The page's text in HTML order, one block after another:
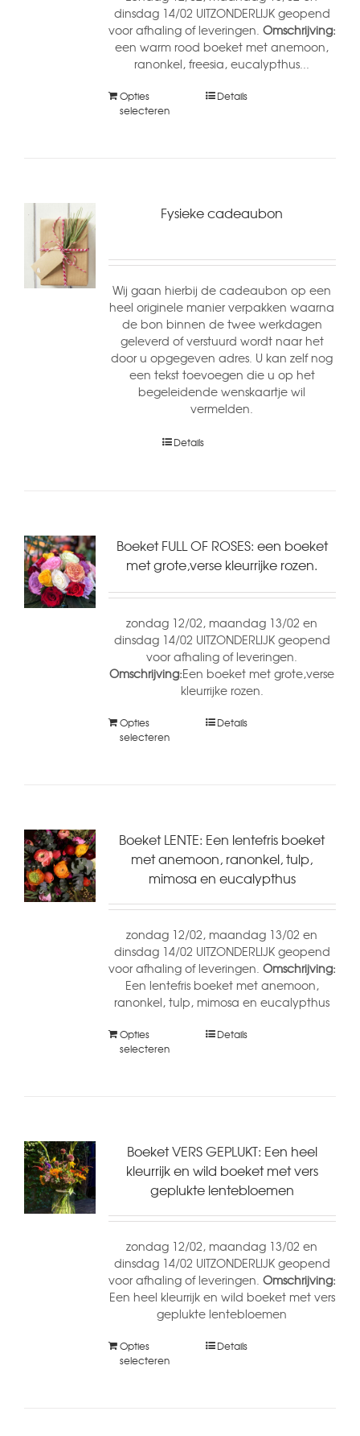
dinsdag 14/02 UITZONDERLIJK geopend
voor afhaling of leveringen. Omschrijving:
een warm rood boeket met anemoon,
ranonkel, freesia, eucalypthus...
Opties
selecteren
Details
Fysieke cadeaubon
Wij gaan hierbij de cadeaubon op een
heel originele manier verpakken waarna
de bon binnen de twee werkdagen
geleverd of verstuurd wordt naar het
door u opgegeven adres. U kan zelf nog
een tekst toevoegen die u op het
begeleidende wenskaartje wil
vermelden.
Details
Boeket FULL OF ROSES: een boeket
met grote,verse kleurrijke rozen.
zondag 12/02, maandag 13/02 en
dinsdag 14/02 UITZONDERLIJK geopend
voor afhaling of leveringen.
Omschrijving:Een boeket met grote,verse
kleurrijke rozen.
Opties
selecteren
Details
Boeket LENTE: Een lentefris boeket
met anemoon, ranonkel, tulp,
mimosa en eucalypthus
zondag 12/02, maandag 13/02 en
dinsdag 14/02 UITZONDERLIJK geopend
voor afhaling of leveringen. Omschrijving:
Een lentefris boeket met anemoon,
ranonkel, tulp, mimosa en eucalypthus
Opties
selecteren
Details
Boeket VERS GEPLUKT: Een heel
kleurrijk en wild boeket met vers
geplukte lentebloemen
zondag 12/02, maandag 13/02 en
dinsdag 14/02 UITZONDERLIJK geopend
voor afhaling of leveringen. Omschrijving:
Een heel kleurrijk en wild boeket met vers
geplukte lentebloemen
Opties
selecteren
Details